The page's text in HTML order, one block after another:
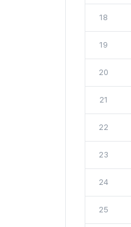
18
19
20
21
22
23
24
25